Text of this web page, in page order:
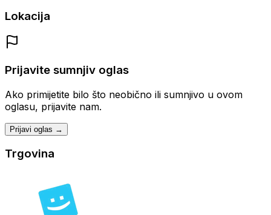
Lokacija
Prijavite sumnjiv oglas
Ako primijetite bilo što neobično ili sumnjivo u ovom
oglasu, prijavite nam.
Prijavi oglas →
Trgovina